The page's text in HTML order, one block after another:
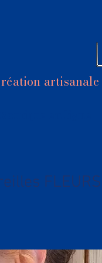
artisanale
FLEURS